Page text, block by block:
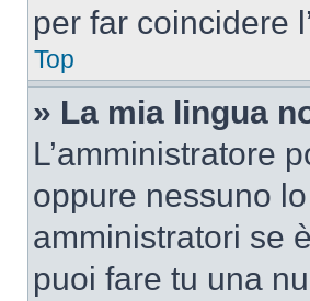
per far coincidere
Top
» La mia lingua
L’amministratore
oppure nessuno
amministratori se
puoi fare tu una